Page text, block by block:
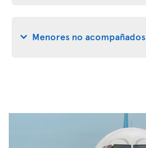
Menores no acompañados